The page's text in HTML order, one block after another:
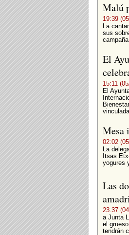
Malú
19:39
La
sus
El
15:11
El
Mesa
02:02
La
Itsas
yogures
Las
23:37
a Junta
el
tendrán